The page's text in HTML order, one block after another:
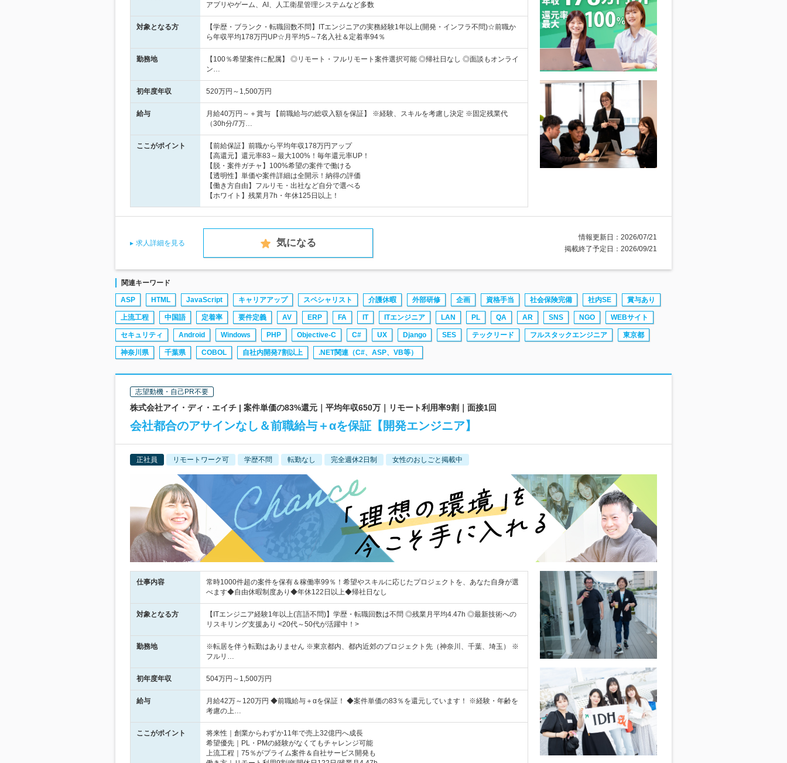
アプリやゲーム、AI、人工衛星管理システムなど多数
対象となる方
【学歴・ブランク・転職回数不問】ITエンジニアの実務経験1年以上(開発・インフラ不問)☆前職か
ら年収平均178万円UP☆月平均5～7名入社＆定着率94％
勤務地
【100％希望案件に配属】 ◎リモート・フルリモート案件選択可能 ◎帰社日なし ◎面談もオンライ
ン…
初年度年収 520万円～1,500万円
給与
月給40万円～＋賞与 【前職給与の総収入額を保証】 ※経験、スキルを考慮し決定 ※固定残業代
（30h分/7万…
ここがポイント
【前給保証】前職から平均年収178万円アップ
【高還元】還元率83～最大100%！毎年還元率UP！
【脱・案件ガチャ】100%希望の案件で働ける
【透明性】単価や案件詳細は全開示！納得の評価
【働き方自由】フルリモ・出社など自分で選べる
【ホワイト】残業月7h・年休125日以上！
求人詳細を見る 気になる
情報更新日：2026/07/21
掲載終了予定日：2026/09/21
関連キーワード
ASP HTML JavaScript キャリアアップ スペシャリスト 介護休暇 外部研修 企画 資格手当 社会保険完備 社内SE 賞与あり
上流工程 中国語 定着率 要件定義 AV ERP FA IT ITエンジニア LAN PL QA AR SNS NGO WEBサイト
セキュリティ Android Windows PHP Objective-C C# UX Django SES テックリード フルスタックエンジニア 東京都
神奈川県 千葉県 COBOL 自社内開発7割以上 .NET関連（C#、ASP、VB等）
志望動機・自己PR不要
株式会社アイ・ディ・エイチ | 案件単価の83%還元｜平均年収650万｜リモート利用率9割｜面接1回
会社都合のアサインなし＆前職給与＋αを保証【開発エンジニア】
正社員 リモートワーク可 学歴不問 転勤なし 完全週休2日制 女性のおしごと掲載中
仕事内容
常時1000件超の案件を保有＆稼働率99％！希望やスキルに応じたプロジェクトを、あなた自身が選
べます◆自由休暇制度あり◆年休122日以上◆帰社日なし
対象となる方
【ITエンジニア経験1年以上(言語不問)】学歴・転職回数は不問 ◎残業月平均4.47h ◎最新技術への
リスキリング支援あり <20代～50代が活躍中！>
勤務地
※転居を伴う転勤はありません ※東京都内、都内近郊のプロジェクト先（神奈川、千葉、埼玉） ※
フルリ…
初年度年収 504万円～1,500万円
給与
月給42万～120万円 ◆前職給与＋αを保証！ ◆案件単価の83％を還元しています！ ※経験・年齢を
考慮の上…
ここがポイント
将来性｜創業からわずか11年で売上32億円へ成長
希望優先｜PL・PMの経験がなくてもチャレンジ可能
上流工程｜75％がプライム案件＆自社サービス開発も